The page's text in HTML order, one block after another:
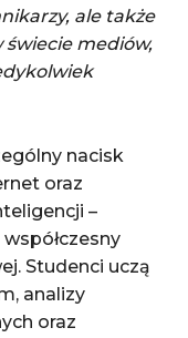
ale także
mediów,
nacisk
oraz
–
Studenci uczą
analizy
oraz